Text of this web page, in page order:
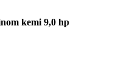
kemi 9,0 hp